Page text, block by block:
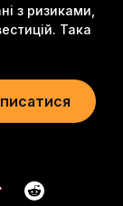
з ризиками,
Така